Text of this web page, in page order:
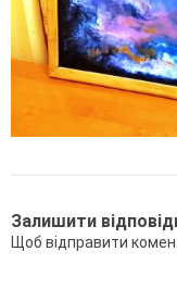
Залишити
Щоб відправити